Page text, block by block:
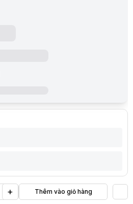
+ Thêm vào giỏ hàng